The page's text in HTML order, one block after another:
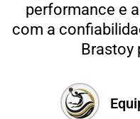
performance e
com a
Brastoy